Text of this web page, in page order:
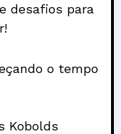
desafios para
o tempo
Kobolds